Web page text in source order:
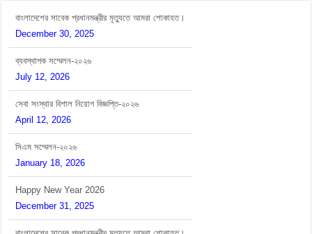
ব্যবস্থাপক সম্মেলন-২০২৬
July 12, 2026
সেবা সংস্থার বিশাল নিয়োগ বিজ্ঞপ্তি-২০২৬
April 12, 2026
সিএম সম্মেলন-২০২৬
January 18, 2026
Happy New Year 2026
December 31, 2025
বাংলাদেশের সাবেক প্রধানমন্ত্রীর মৃত্যুতে আমরা শোকাহত।
December 30, 2025